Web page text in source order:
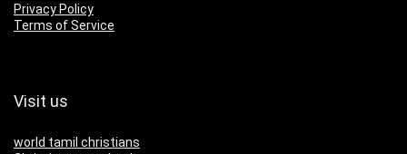
Privacy Policy
Terms of Service
Visit us
world tamil christians